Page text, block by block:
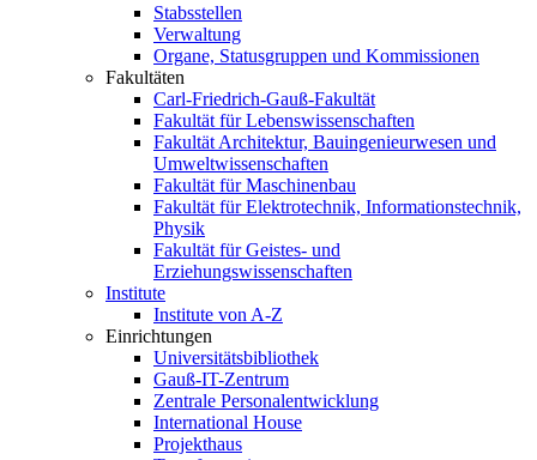
Stabsstellen
Verwaltung
Organe, Statusgruppen und Kommissionen
Fakultäten
Carl-Friedrich-Gauß-Fakultät
Fakultät für Lebenswissenschaften
Fakultät Architektur, Bauingenieurwesen und
Umweltwissenschaften
Fakultät für Maschinenbau
Fakultät für Elektrotechnik, Informationstechnik,
Physik
Fakultät für Geistes- und
Erziehungswissenschaften
Institute
Institute von A-Z
Einrichtungen
Universitätsbibliothek
Gauß-IT-Zentrum
Zentrale Personalentwicklung
International House
Projekthaus